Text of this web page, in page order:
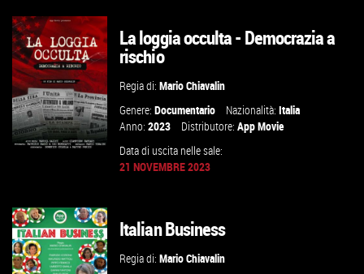
VAI ALLA SCHEDA
GUARDA IL TRAILER
VAI ALLA SCHEDA
La loggia occulta - Democrazia a
rischio
Regia di:Mario Chiavalin
Genere:Documentario Nazionalità:Italia
Anno:2023 Distributore:App Movie
Data di uscita nelle sale:
21 NOVEMBRE 2023
Italian Business
Regia di:Mario Chiavalin